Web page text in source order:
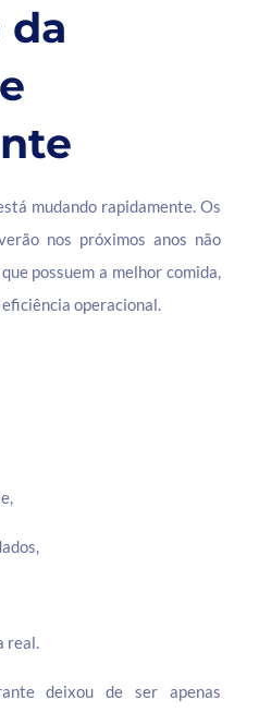
da
mudando rapidamente. Os
nos próximos anos não
possuem a melhor comida,
operacional.
real.
deixou de ser apenas